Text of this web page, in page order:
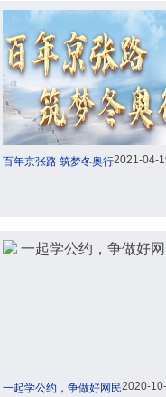
百年京张路 筑梦冬奥行2021-04-
一起学公约，争做好网民2020-